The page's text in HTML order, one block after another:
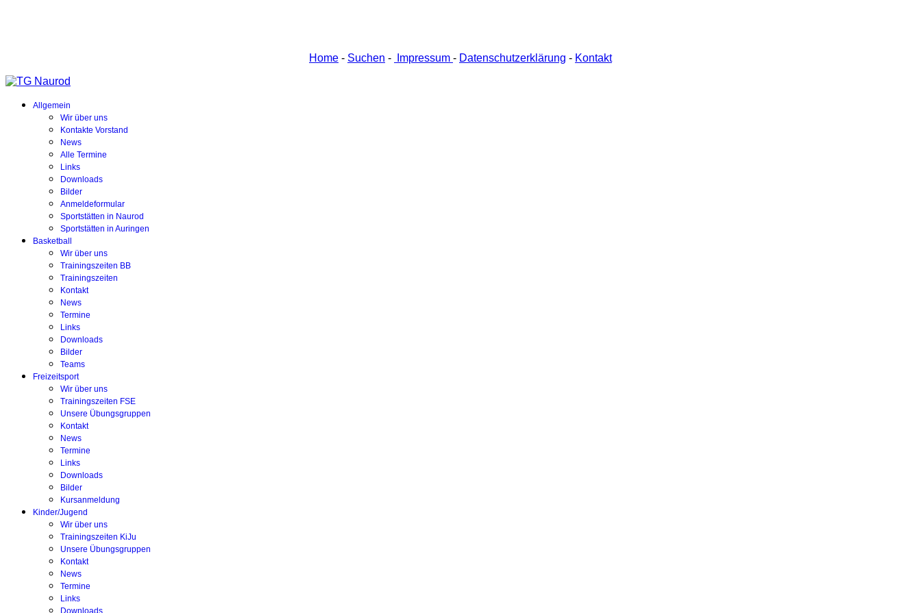
Home - Suchen - Impressum - Datenschutzerklärung - Kontakt
Allgemein
Wir über uns
Kontakte Vorstand
News
Alle Termine
Links
Downloads
Bilder
Anmeldeformular
Sportstätten in Naurod
Sportstätten in Auringen
Basketball
Wir über uns
Trainingszeiten BB
Trainingszeiten
Kontakt
News
Termine
Links
Downloads
Bilder
Teams
Freizeitsport
Wir über uns
Trainingszeiten FSE
Unsere Übungsgruppen
Kontakt
News
Termine
Links
Downloads
Bilder
Kursanmeldung
Kinder/Jugend
Wir über uns
Trainingszeiten KiJu
Unsere Übungsgruppen
Kontakt
News
Termine
Links
Downloads